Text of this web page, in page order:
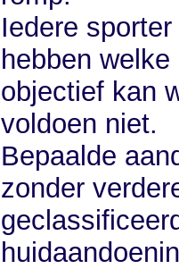
Iedere
hebben
objectief kan
voldoen niet.
Bepaalde
zonder